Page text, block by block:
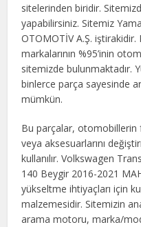
sitelerinden biridir.
yapabilirsiniz. Sitemiz
OTOMOTİV A.Ş.
markalarının %95’inin
sitemizde bulunmaktadır.
binlerce parça sayesinde
mümkün.
Bu parçalar, otomobillerin
veya aksesuarlarını
kullanılır. Volkswagen
140 Beygir 2016-2021
yükseltme ihtiyaçları için
malzemesidir. Sitemizin
arama motoru, marka/